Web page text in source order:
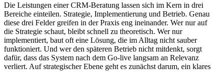
Die Leistungen einer CRM-Beratung lassen sich im Kern in drei
Bereiche einteilen. Strategie, Implementierung und Betrieb. Genau
diese drei Felder greifen in der Praxis eng ineinander. Wer nur auf
die Strategie schaut, bleibt schnell zu theoretisch. Wer nur
implementiert, baut oft eine Lösung, die im Alltag nicht sauber
funktioniert. Und wer den späteren Betrieb nicht mitdenkt, sorgt
dafür, dass das System nach dem Go-live langsam an Relevanz
verliert. Auf strategischer Ebene geht es zunächst darum, ein klares